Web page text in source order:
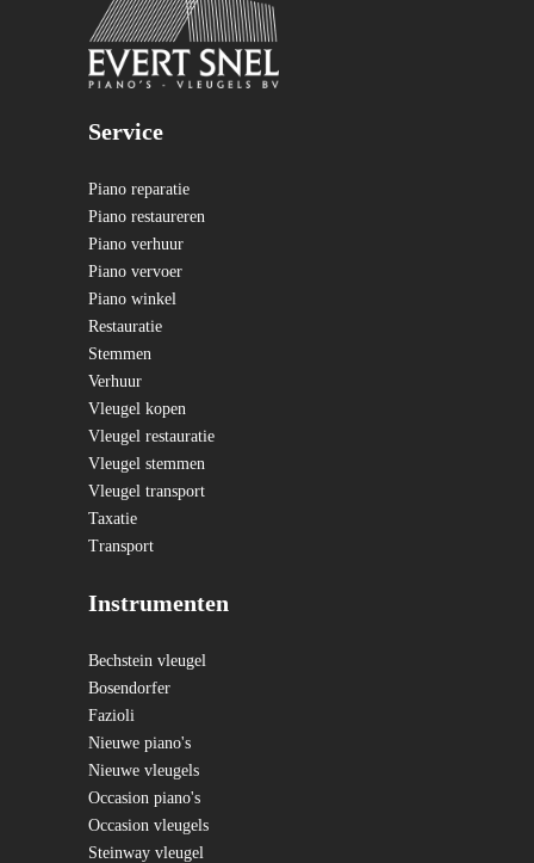
Service
Piano reparatie
Piano restaureren
Piano verhuur
Piano vervoer
Piano winkel
Restauratie
Stemmen
Verhuur
Vleugel kopen
Vleugel restauratie
Vleugel stemmen
Vleugel transport
Taxatie
Transport
Instrumenten
Bechstein vleugel
Bosendorfer
Fazioli
Nieuwe piano's
Nieuwe vleugels
Occasion piano's
Occasion vleugels
Steinway vleugel